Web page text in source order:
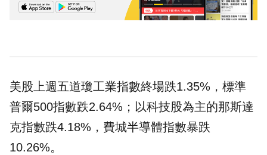
美股上週五道瓊工業指數終場跌1.35%，標準
普爾500指數跌2.64%；以科技股為主的那斯達
克指數跌4.18%，費城半導體指數暴跌
10.26%。